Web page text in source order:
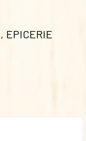
, EPICERIE